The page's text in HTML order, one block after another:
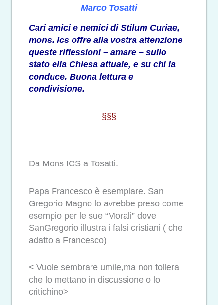
Marco Tosatti
Cari amici e nemici di Stilum Curiae,
mons. Ics offre alla vostra attenzione
queste riflessioni – amare – sullo
stato ella Chiesa attuale, e su chi la
conduce. Buona lettura e
condivisione.
§§§
Da Mons ICS a Tosatti.
Papa Francesco è esemplare. San
Gregorio Magno lo avrebbe preso come
esempio per le sue “Morali” dove
SanGregorio illustra i falsi cristiani ( che
adatto a Francesco)
< Vuole sembrare umile,ma non tollera
che lo mettano in discussione o lo
critichino>